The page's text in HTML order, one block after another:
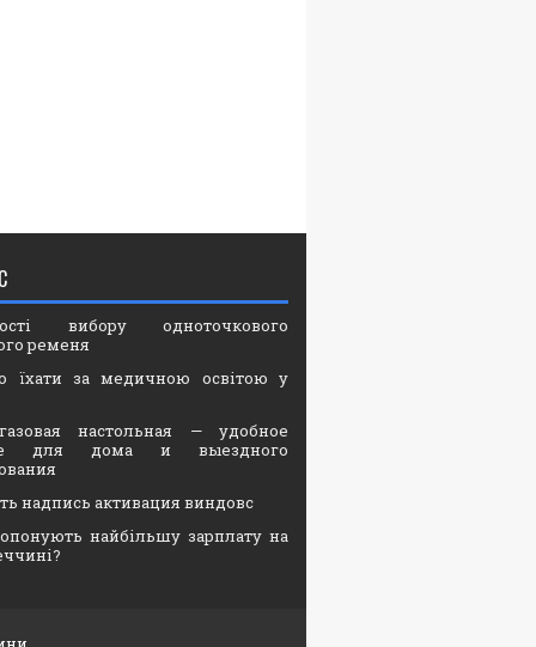
вибору одноточкового
ременя
їхати за медичною освітою у
настольная — удобное
для дома и выездного
надпись активация виндовс
найбільшу зарплату на